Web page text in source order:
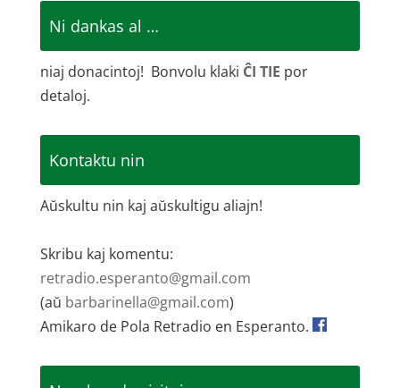
Ni dankas al …
niaj donacintoj! Bonvolu klaki ĈI TIE por
detaloj.
Kontaktu nin
Aŭskultu nin kaj aŭskultigu aliajn!
Skribu kaj komentu:
retradio.esperanto@gmail.com
(aŭ barbarinella@gmail.com)
Amikaro de Pola Retradio en Esperanto.